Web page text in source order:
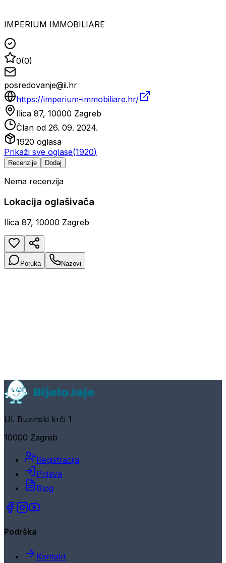
IMPERIUM IMMOBILIARE
0(0)
posredovanje@ii.hr
https://imperium-immobiliare.hr/
Ilica 87, 10000 Zagreb
Član od 26. 09. 2024.
1920 oglasa
Prikaži sve oglase(1920)
Recenzije Dodaj
Nema recenzija
Lokacija oglašivača
Ilica 87, 10000 Zagreb
Poruka Nazovi
Ul. Buzinski krči 1
10000 Zagreb
Registracija
Prijava
Blog
Podrška
Kontakt